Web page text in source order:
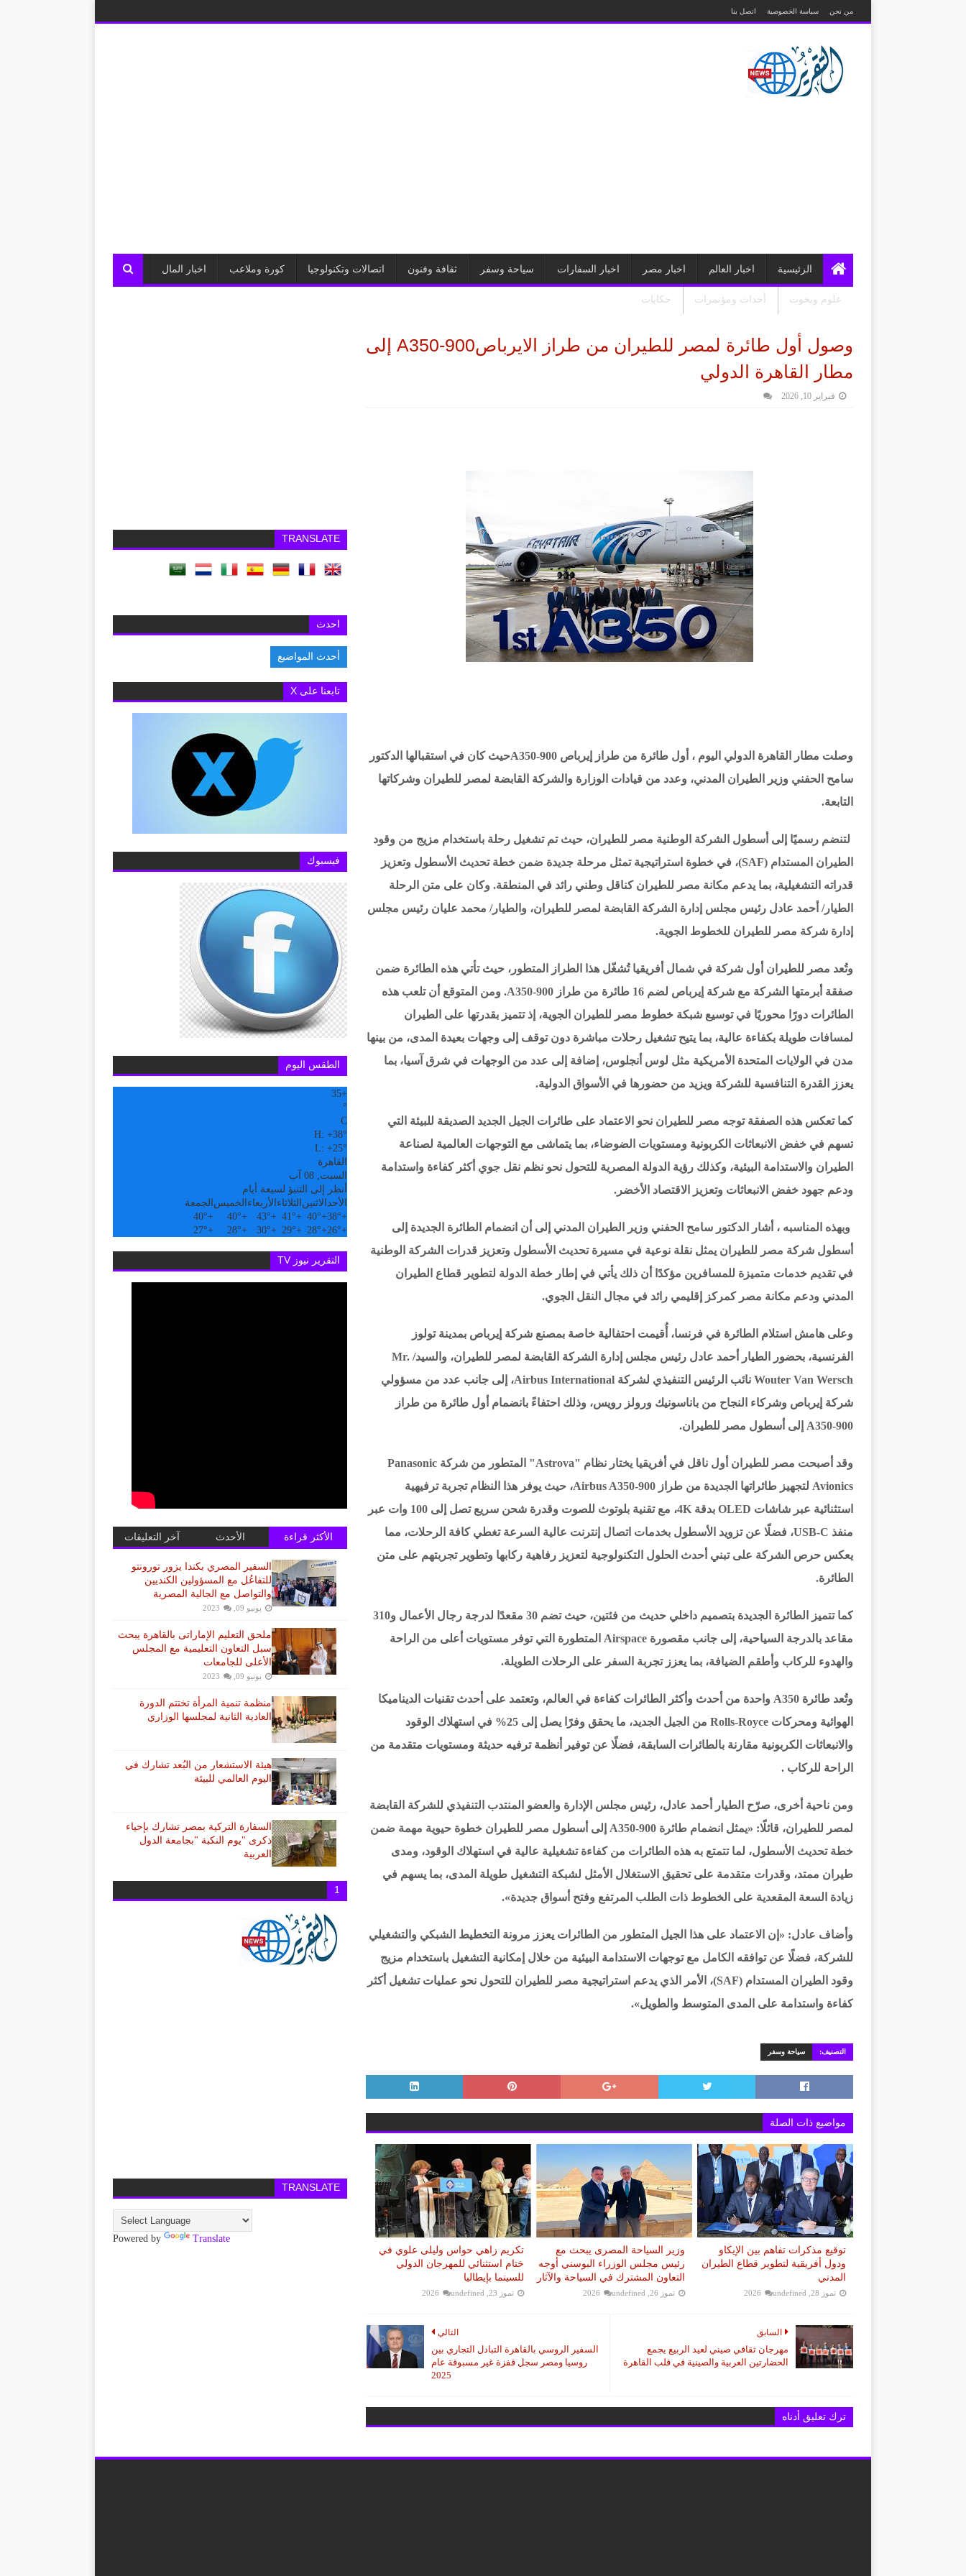
من نحن سياسة الخصوصية اتصل بنا
الرئيسية اخبار العالم اخبار مصر اخبار السفارات سياحة وسفر ثقافة وفنون اتصالات وتكنولوجيا كورة وملاعب اخبار المال
علوم وبحوث أحداث ومؤتمرات حكايات
وصول أول طائرة لمصر للطيران من طراز الايرباصA350-900 إلى
مطار القاهرة الدولي
فبراير 10, 2026
وصلت مطار القاهرة الدولي اليوم ، أول طائرة من طراز إيرباص A350-900حيث كان في استقبالها الدكتور
سامح الحفني وزير الطيران المدني، وعدد من قيادات الوزارة والشركة القابضة لمصر للطيران وشركاتها
التابعة.
لتنضم رسميًا إلى أسطول الشركة الوطنية مصر للطيران، حيث تم تشغيل رحلة باستخدام مزيج من وقود
الطيران المستدام (SAF)، في خطوة استراتيجية تمثل مرحلة جديدة ضمن خطة تحديث الأسطول وتعزيز
قدراته التشغيلية، بما يدعم مكانة مصر للطيران كناقل وطني رائد في المنطقة. وكان على متن الرحلة
الطيار/ أحمد عادل رئيس مجلس إدارة الشركة القابضة لمصر للطيران، والطيار/ محمد عليان رئيس مجلس
إدارة شركة مصر للطيران للخطوط الجوية.
وتُعد مصر للطيران أول شركة في شمال أفريقيا تُشغّل هذا الطراز المتطور، حيث تأتي هذه الطائرة ضمن
صفقة أبرمتها الشركة مع شركة إيرباص لضم 16 طائرة من طراز A350-900. ومن المتوقع أن تلعب هذه
الطائرات دورًا محوريًا في توسيع شبكة خطوط مصر للطيران الجوية، إذ تتميز بقدرتها على الطيران
لمسافات طويلة بكفاءة عالية، بما يتيح تشغيل رحلات مباشرة دون توقف إلى وجهات بعيدة المدى، من بينها
مدن في الولايات المتحدة الأمريكية مثل لوس أنجلوس، إضافة إلى عدد من الوجهات في شرق آسيا، بما
يعزز القدرة التنافسية للشركة ويزيد من حضورها في الأسواق الدولية.
كما تعكس هذه الصفقة توجه مصر للطيران نحو الاعتماد على طائرات الجيل الجديد الصديقة للبيئة التي
تسهم في خفض الانبعاثات الكربونية ومستويات الضوضاء، بما يتماشى مع التوجهات العالمية لصناعة
الطيران والاستدامة البيئية، وكذلك رؤية الدولة المصرية للتحول نحو نظم نقل جوي أكثر كفاءة واستدامة
ودعم جهود خفض الانبعاثات وتعزيز الاقتصاد الأخضر.
وبهذه المناسبه ، أشار الدكتور سامح الحفني وزير الطيران المدني إلى أن انضمام الطائرة الجديدة إلى
أسطول شركة مصر للطيران يمثل نقلة نوعية في مسيرة تحديث الأسطول وتعزيز قدرات الشركة الوطنية
في تقديم خدمات متميزة للمسافرين مؤكدًا أن ذلك يأتي في إطار خطة الدولة لتطوير قطاع الطيران
المدني ودعم مكانة مصر كمركز إقليمي رائد في مجال النقل الجوي.
وعلى هامش استلام الطائرة في فرنسا، أُقيمت احتفالية خاصة بمصنع شركة إيرباص بمدينة تولوز
الفرنسية، بحضور الطيار أحمد عادل رئيس مجلس إدارة الشركة القابضة لمصر للطيران، والسيد/ Mr.
Wouter Van Wersch نائب الرئيس التنفيذي لشركة Airbus International، إلى جانب عدد من مسؤولي
شركة إيرباص وشركاء النجاح من باناسونيك ورولز رويس، وذلك احتفاءً بانضمام أول طائرة من طراز
A350-900 إلى أسطول مصر للطيران.
وقد أصبحت مصر للطيران أول ناقل في أفريقيا يختار نظام "Astrova" المتطور من شركة Panasonic
Avionics لتجهيز طائراتها الجديدة من طراز Airbus A350-900، حيث يوفر هذا النظام تجربة ترفيهية
استثنائية عبر شاشات OLED بدقة 4K، مع تقنية بلوتوث للصوت وقدرة شحن سريع تصل إلى 100 وات عبر
منفذ USB-C، فضلًا عن تزويد الأسطول بخدمات اتصال إنترنت عالية السرعة تغطي كافة الرحلات، مما
يعكس حرص الشركة على تبني أحدث الحلول التكنولوجية لتعزيز رفاهية ركابها وتطوير تجربتهم على متن
الطائرة.
كما تتميز الطائرة الجديدة بتصميم داخلي حديث من فئتين، حيث تضم 30 مقعدًا لدرجة رجال الأعمال و310
مقاعد بالدرجة السياحية، إلى جانب مقصورة Airspace المتطورة التي توفر مستويات أعلى من الراحة
والهدوء للركاب وأطقم الضيافة، بما يعزز تجربة السفر على الرحلات الطويلة.
وتُعد طائرة A350 واحدة من أحدث وأكثر الطائرات كفاءة في العالم، وتعتمد على أحدث تقنيات الديناميكا
الهوائية ومحركات Rolls-Royce من الجيل الجديد، ما يحقق وفرًا يصل إلى 25% في استهلاك الوقود
والانبعاثات الكربونية مقارنة بالطائرات السابقة، فضلًا عن توفير أنظمة ترفيه حديثة ومستويات متقدمة من
الراحة للركاب .
ومن ناحية أخرى، صرّح الطيار أحمد عادل، رئيس مجلس الإدارة والعضو المنتدب التنفيذي للشركة القابضة
لمصر للطيران، قائلًا: «يمثل انضمام طائرة A350-900 إلى أسطول مصر للطيران خطوة حيوية مهمة ضمن
خطة تحديث الأسطول، لما تتمتع به هذه الطائرات من كفاءة تشغيلية عالية في استهلاك الوقود، ومدى
طيران ممتد، وقدرات متقدمة على تحقيق الاستغلال الأمثل لشبكة التشغيل طويلة المدى، بما يسهم في
زيادة السعة المقعدية على الخطوط ذات الطلب المرتفع وفتح أسواق جديدة».
وأضاف عادل: «إن الاعتماد على هذا الجيل المتطور من الطائرات يعزز مرونة التخطيط الشبكي والتشغيلي
للشركة، فضلًا عن توافقه الكامل مع توجهات الاستدامة البيئية من خلال إمكانية التشغيل باستخدام مزيج
وقود الطيران المستدام (SAF)، الأمر الذي يدعم استراتيجية مصر للطيران للتحول نحو عمليات تشغيل أكثر
كفاءة واستدامة على المدى المتوسط والطويل».
التصنيف: سياحة وسفر
مواضيع ذات الصلة
توقيع مذكرات تفاهم بين الإيكاو
ودول أفريقية لتطوير قطاع الطيران
المدني
تموز 28, 2026 undefined
وزير السياحة المصرى يبحث مع
رئيس مجلس الوزراء البوسني أوجه
التعاون المشترك في السياحة والآثار
تموز 26, 2026 undefined
تكريم زاهي حواس وليلى علوي في
ختام استثنائي للمهرجان الدولي
للسينما بإيطاليا
تموز 23, 2026 undefined
التالي
السفير الروسي بالقاهرة التبادل التجاري بين
روسيا ومصر سجل قفزة غير مسبوقة عام
2025
السابق
مهرجان ثقافي صيني لعيد الربيع يجمع
الحضارتين العربية والصينية في قلب القاهرة
ترك تعليق أدناه
TRANSLATE
احدث
أحدث المواضيع
تابعنا على X
فيسبوك
الطقس اليوم
+
35
°
C
H: +38°
L: +25°
القاهرة
السبت, 08 آب
أنظر إلى التنبؤ لسبعة أيام
الأحد الاثنين الثلاثاء الأربعاء الخميس الجمعة
+
38°
+
40°
+
41°
+
43°
+
40°
+
40°
+
26°
+
28°
+
29°
+
30°
+
28°
+
27°
التقرير نيوز TV
الأكثر قراءة الأحدث آخر التعليقات
السفير المصري بكندا يزور تورونتو
للتفاعُل مع المسؤولين الكنديين
والتواصل مع الجالية المصرية
يونيو 09, 2023
ملحق التعليم الإماراتى بالقاهرة يبحث
سبل التعاون التعليمية مع المجلس
الأعلى للجامعات
يونيو 09, 2023
منظمة تنمية المرأة تختتم الدورة
العادية الثانية لمجلسها الوزاري
هيئة الاستشعار من البُعد تشارك في
اليوم العالمي للبيئة
السفارة التركية بمصر تشارك بإحياء
ذكرى "يوم النكبة "بجامعة الدول
العربية
1
TRANSLATE
Powered by Translate